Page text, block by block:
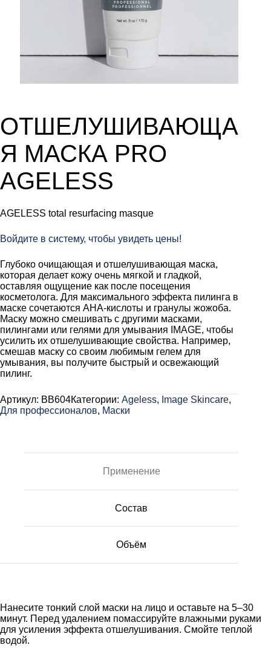
ОТШЕЛУШИВАЮЩА
Я МАСКА PRO
AGELESS
AGELESS total resurfacing masque
Войдите в систему, чтобы увидеть цены!
Глубоко очищающая и отшелушивающая маска,
которая делает кожу очень мягкой и гладкой,
оставляя ощущение как после посещения
косметолога. Для максимального эффекта пилинга в
маске сочетаются AHA-кислоты и гранулы жожоба.
Маску можно смешивать с другими масками,
пилингами или гелями для умывания IMAGE, чтобы
усилить их отшелушивающие свойства. Например,
смешав маску со своим любимым гелем для
умывания, вы получите быстрый и освежающий
пилинг.
Артикул: BB604Категории: Ageless, Image Skincare,
Для профессионалов, Маски
Применение
Состав
Объём
Нанесите тонкий слой маски на лицо и оставьте на 5–30
минут. Перед удалением помассируйте влажными руками
для усиления эффекта отшелушивания. Смойте теплой
водой.